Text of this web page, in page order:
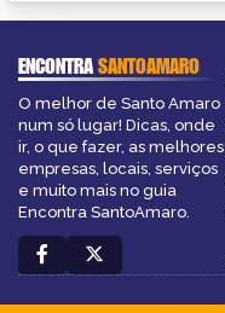
ENCONTRASANTOAMARO
O melhor de Santo Amaro
num só lugar! Dicas, onde
ir, o que fazer, as melhores
empresas, locais, serviços
e muito mais no guia
Encontra SantoAmaro.